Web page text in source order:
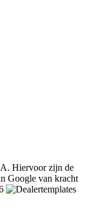
Hiervoor zijn de
Google van kracht